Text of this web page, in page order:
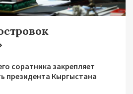
соратника закрепляет
президента Кыргыстана